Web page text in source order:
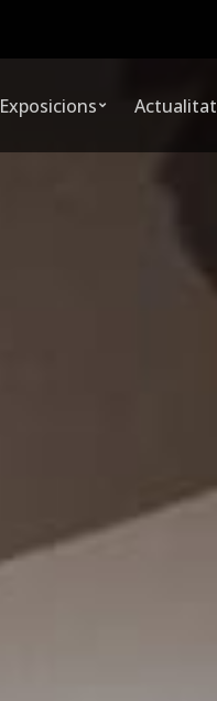
Exposicions Actualitat